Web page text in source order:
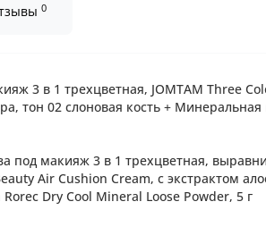
0
3 в 1 трехцветная, JOMTAM Three
тон 02 слоновая кость +
под макияж 3 в 1 трехцветная,
Air Cushion Cream, с экстрактом
Dry Cool Mineral Loose Powder, 5 г